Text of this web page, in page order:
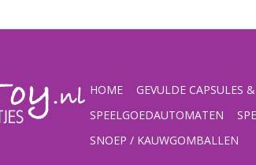
HOME GEVULDE CAPSULES
SPEELGOEDAUTOMATEN
SNOEP / KAUWGOMBALLEN